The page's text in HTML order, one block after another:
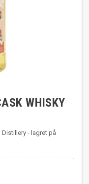
WHISKY
- lagret på